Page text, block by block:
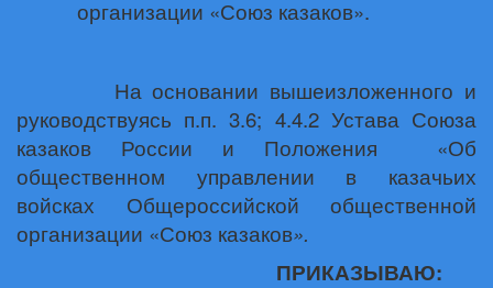
организации «Союз казаков».
На основании вышеизложенного и
руководствуясь п.п. 3.6; 4.4.2 Устава Союза
казаков России и Положения
«Об
общественном управлении в казачьих
войсках Общероссийской общественной
организации «Союз казаков».
ПРИКАЗЫВАЮ: